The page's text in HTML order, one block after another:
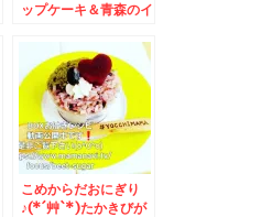
ップケーキ＆青森のイ
存じですか？？
こめからだおにぎり
♪(*´艸`*)たかきびが